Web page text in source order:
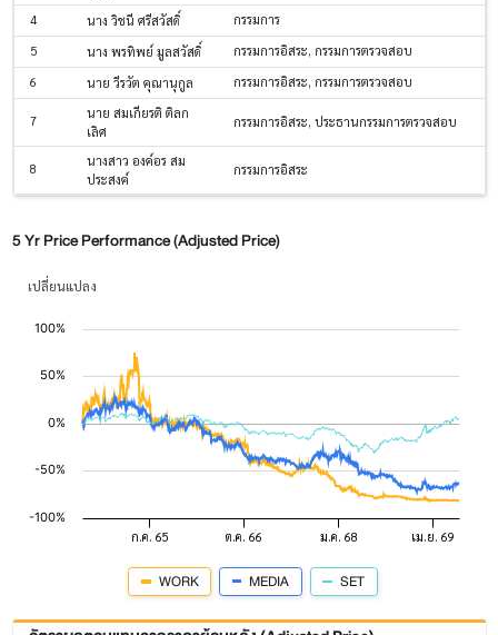
4 นาง วิชนี ศรีสวัสดิ์
กรรมการ
5
นาง พรทิพย์ มูลสวัสดิ์
กรรมการอิสระ, กรรมการตรวจสอบ
6
นาย วีรวัต คุณานุกูล กรรมการอิสระ, กรรมการตรวจสอบ
7
นาย สมเกียรติ ติลก
เลิศ
กรรมการอิสระ, ประธานกรรมการตรวจสอบ
8
นางสาว องค์อร สม
ประสงค์
กรรมการอิสระ
5 Yr Price Performance (Adjusted Price)
เปลี่ยนแปลง
WORK MEDIA SET